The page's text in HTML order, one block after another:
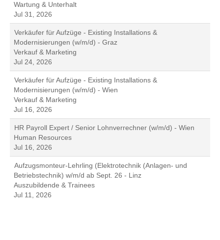
Wartung & Unterhalt
Jul 31, 2026
Verkäufer für Aufzüge - Existing Installations &
Modernisierungen (w/m/d) - Graz
Verkauf & Marketing
Jul 24, 2026
Verkäufer für Aufzüge - Existing Installations &
Modernisierungen (w/m/d) - Wien
Verkauf & Marketing
Jul 16, 2026
HR Payroll Expert / Senior Lohnverrechner (w/m/d) - Wien
Human Resources
Jul 16, 2026
Aufzugsmonteur-Lehrling (Elektrotechnik (Anlagen- und
Betriebstechnik) w/m/d ab Sept. 26 - Linz
Auszubildende & Trainees
Jul 11, 2026